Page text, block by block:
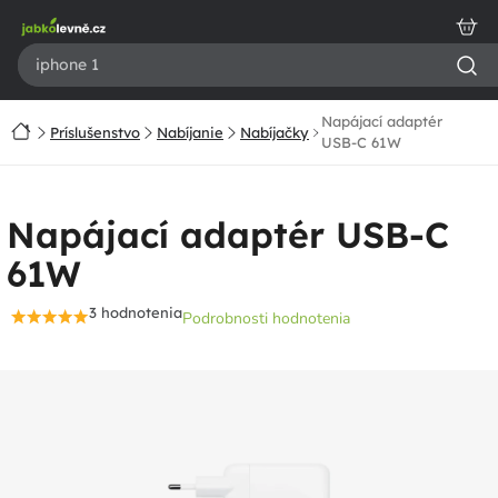
obsah
DomovPríslušenstvo Nabíjanie Nabíjačky
Napájací adaptér
USB-C 61W
Napájací adaptér USB-C
61W
Priemerné
3 hodnoteniaPodrobnosti hodnotenia